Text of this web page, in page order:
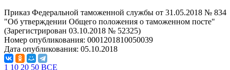
Приказ Федеральной таможенной службы от 31.05.2018 № 834
"Об утверждении Общего положения о таможенном посте"
(Зарегистрирован 03.10.2018 № 52325)
Номер опубликования: 0001201810050039
Дата опубликования: 05.10.2018
1 10 20 50 ВСЕ